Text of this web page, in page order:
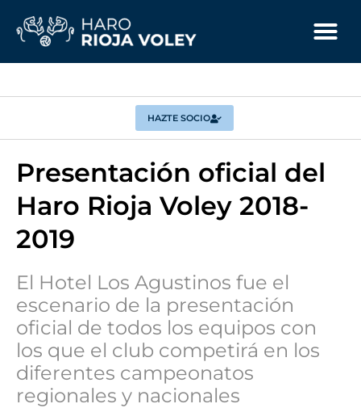
HAZTE SOCIO
Presentación oficial del
Haro Rioja Voley 2018-
2019
El Hotel Los Agustinos fue el
escenario de la presentación
oficial de todos los equipos con
los que el club competirá en los
diferentes campeonatos
regionales y nacionales